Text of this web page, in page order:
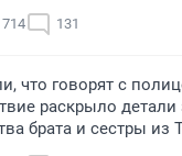
131
что говорят с
раскрыло детали
брата и сестры из